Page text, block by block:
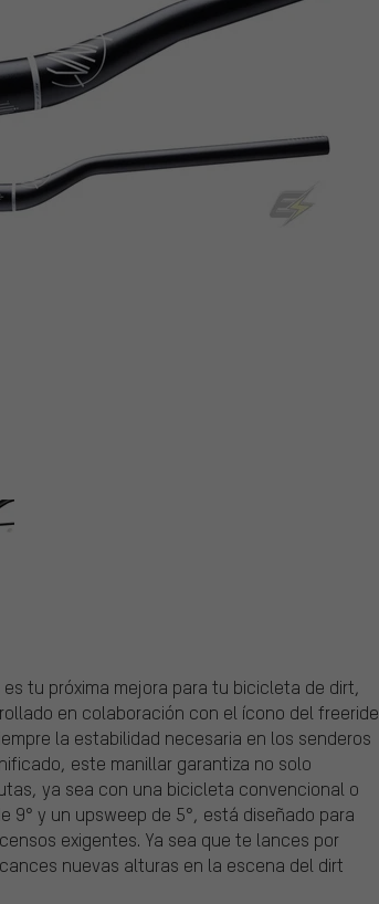
es tu próxima mejora para tu bicicleta de dirt,
en colaboración con el ícono del freeride
la estabilidad necesaria en los senderos
este manillar garantiza no solo
ya sea con una bicicleta convencional o
9° y un upsweep de 5°, está diseñado para
exigentes. Ya sea que te lances por
nuevas alturas en la escena del dirt